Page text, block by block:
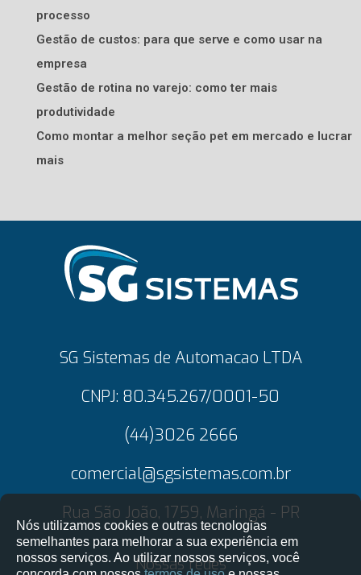
processo
Gestão de custos: para que serve e como usar na
empresa
Gestão de rotina no varejo: como ter mais
produtividade
Como montar a melhor seção pet em mercado e lucrar
mais
SG Sistemas de Automacao LTDA
CNPJ: 80.345.267/0001-50
(44)3026 2666
comercial@sgsistemas.com.br
Rua São João, 1759, Maringá - PR
Nossas redes
Nós utilizamos cookies e outras tecnologias
semelhantes para melhorar a sua experiência em
nossos serviços. Ao utilizar nossos serviços, você